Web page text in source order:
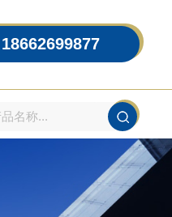
18662699877